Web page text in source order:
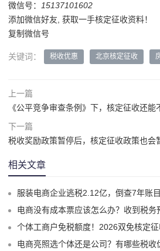
微信号：
15137101602
添加微信好友, 获取一手核定征收资料！
复制微信号
关键词： 税收优惠 北京核定征收
上一篇
《公平竞争审查条例》下，核定征收还能
下一篇
税收奖励政策暂停后，核定征收政策也会
相关文章
服装电商企业逃税2.12亿，倒查7年账
电商没有成本票应该怎么办？收到税务
个体工商户免税额度！2026双免核定征
电商亮照选个体还是公司？有哪些税收